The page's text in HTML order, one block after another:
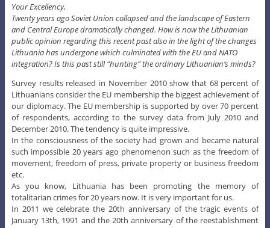
Your Excellency,
Twenty years ago Soviet Union collapsed and the landscape of Eastern
and Central Europe dramatically changed. How is now the Lithuanian
public opinion regarding this recent past also in the light of the changes
Lithuania has undergone which culminated with the EU and NATO
integration? Is this past still “hunting” the ordinary Lithuanian’s minds?
Survey results released in November 2010 show that 68 percent of
Lithuanians consider the EU membership the biggest achievement of
our diplomacy. The EU membership is supported by over 70 percent
of respondents, according to the survey data from July 2010 and
December 2010. The tendency is quite impressive.
In the consciousness of the society had grown and became natural
such impossible 20 years ago phenomenon such as the freedom of
movement, freedom of press, private property or business freedom
etc.
As you know, Lithuania has been promoting the memory of
totalitarian crimes for 20 years now. It is very important for us.
In 2011 we celebrate the 20th anniversary of the tragic events of
January 13th, 1991 and the 20th anniversary of the reestablishment